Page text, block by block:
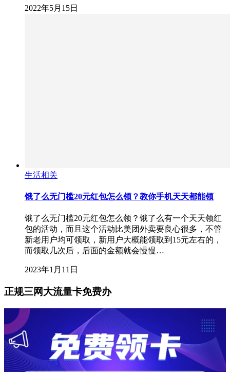
2022年5月15日
生活相关
饿了么无门槛20元红包怎么领？教你手机天天都能领
饿了么无门槛20元红包怎么领？饿了么有一个天天领红
包的活动，而且这个活动比美团外卖要良心很多，不管
新老用户均可领取，新用户大概能领取到15元左右的，
而领取几次后，后面的金额就会慢慢…
2023年1月11日
正规三网大流量卡免费办